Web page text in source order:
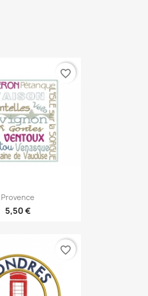
Aperçu rapide
Provence
5,50 €
favorite_border
favorite_border